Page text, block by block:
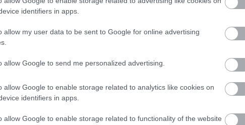
identifiers in apps.
allow my user data to be sent to Google for online advertising
allow Google to send me personalized advertising.
allow Google to enable storage related to analytics like cookies on
identifiers in apps.
allow Google to enable storage related to functionality of the website
3 órája
vált a tavalyi év után” – Stella
Lando Norris és Oscar Piastri a 2025-ös F1-es világbajnoki
dolgoznak együtt egymással és a csapattal. Andrea
során beszélt arról, hogy elégedett a versenyzői idei
beleértve az új Mercedes-erőforrások
az előző évi utolsó futamig tartó, néha vitás helyzeteket
vb-harcuk ellenére is megmaradt a harmónia a brit és az
Ogura
F1